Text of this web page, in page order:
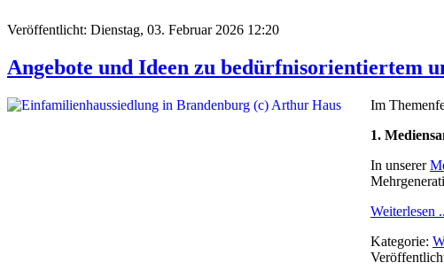
Veröffentlicht: Dienstag, 03. Februar 2026 12:20
Angebote und Ideen zu bedürfnisorientiertem
Im
1.
In unserer
Weiterlesen
Kategorie: